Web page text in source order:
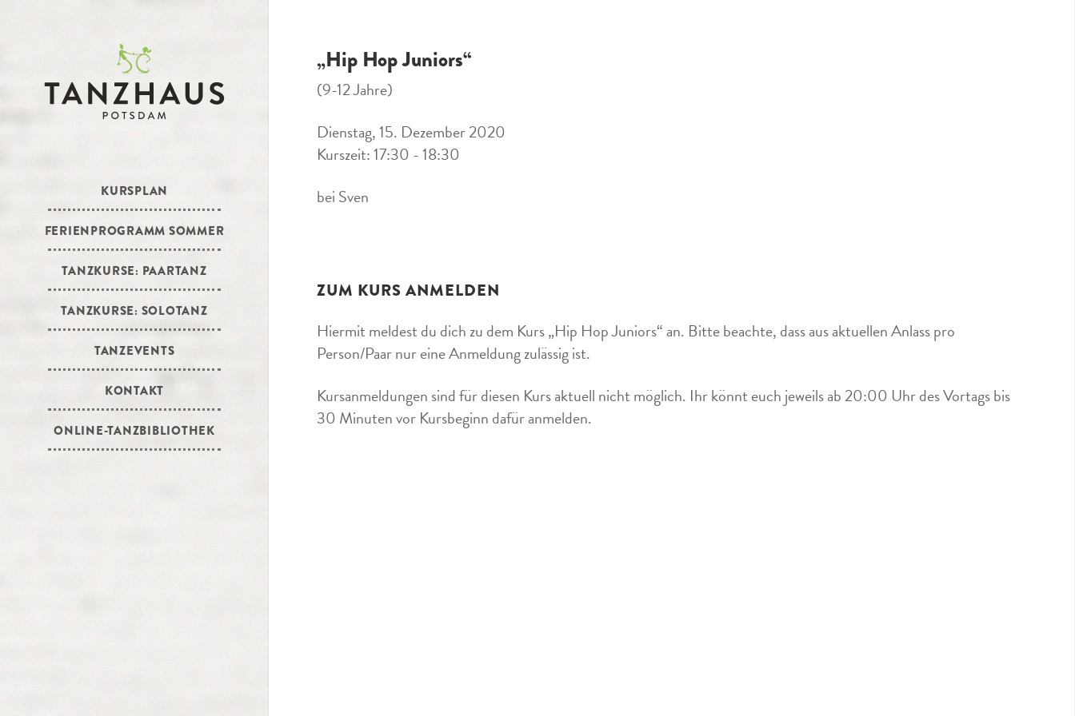
KURSPLAN
FERIENPROGRAMM SOMMER
TANZKURSE: PAARTANZ
TANZKURSE: SOLOTANZ
TANZEVENTS
KONTAKT
ONLINE-TANZBIBLIOTHEK
„Hip Hop Juniors“
(9-12 Jahre)
Dienstag, 15. Dezember 2020
Kurszeit: 17:30 - 18:30
bei Sven
ZUM KURS ANMELDEN
Hiermit meldest du dich zu dem Kurs „Hip Hop Juniors“ an. Bitte beachte, dass aus aktuellen Anlass pro
Person/Paar nur eine Anmeldung zulässig ist.
Kursanmeldungen sind für diesen Kurs aktuell nicht möglich. Ihr könnt euch jeweils ab 20:00 Uhr des Vortags bis
30 Minuten vor Kursbeginn dafür anmelden.